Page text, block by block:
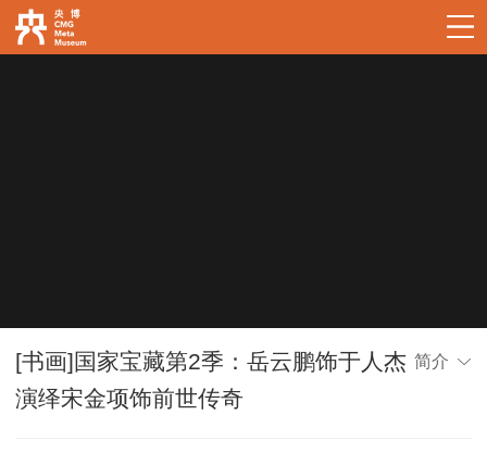
[书画]国家宝藏第2季：岳云鹏饰于人杰
演绎宋金项饰前世传奇
简介